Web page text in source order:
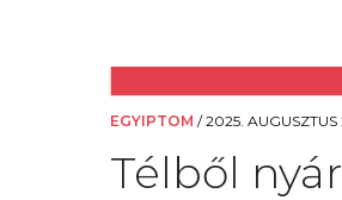
EGYIPTOM /2025.
Télből